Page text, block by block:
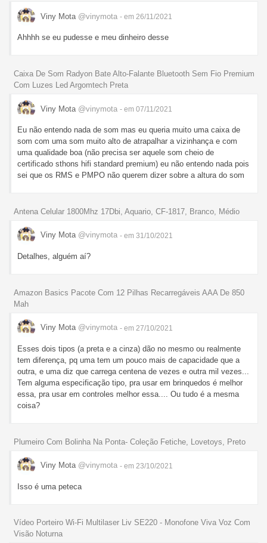
Viny Mota @vinymota - em 26/11/2021
Ahhhh se eu pudesse e meu dinheiro desse
Caixa De Som Radyon Bate Alto-Falante Bluetooth Sem Fio Premium
Com Luzes Led Argomtech Preta
Viny Mota @vinymota - em 07/11/2021
Eu não entendo nada de som mas eu queria muito uma caixa de
som com uma som muito alto de atrapalhar a vizinhança e com
uma qualidade boa (não precisa ser aquele som cheio de
certificado sthons hifi standard premium) eu não entendo nada pois
sei que os RMS e PMPO não querem dizer sobre a altura do som
Antena Celular 1800Mhz 17Dbi, Aquario, CF-1817, Branco, Médio
Viny Mota @vinymota - em 31/10/2021
Detalhes, alguém aí?
Amazon Basics Pacote Com 12 Pilhas Recarregáveis AAA De 850
Mah
Viny Mota @vinymota - em 27/10/2021
Esses dois tipos (a preta e a cinza) dão no mesmo ou realmente
tem diferença, pq uma tem um pouco mais de capacidade que a
outra, e uma diz que carrega centena de vezes e outra mil vezes...
Tem alguma especificação tipo, pra usar em brinquedos é melhor
essa, pra usar em controles melhor essa.... Ou tudo é a mesma
coisa?
Plumeiro Com Bolinha Na Ponta- Coleção Fetiche, Lovetoys, Preto
Viny Mota @vinymota - em 23/10/2021
Isso é uma peteca
Vídeo Porteiro Wi-Fi Multilaser Liv SE220 - Monofone Viva Voz Com
Visão Noturna